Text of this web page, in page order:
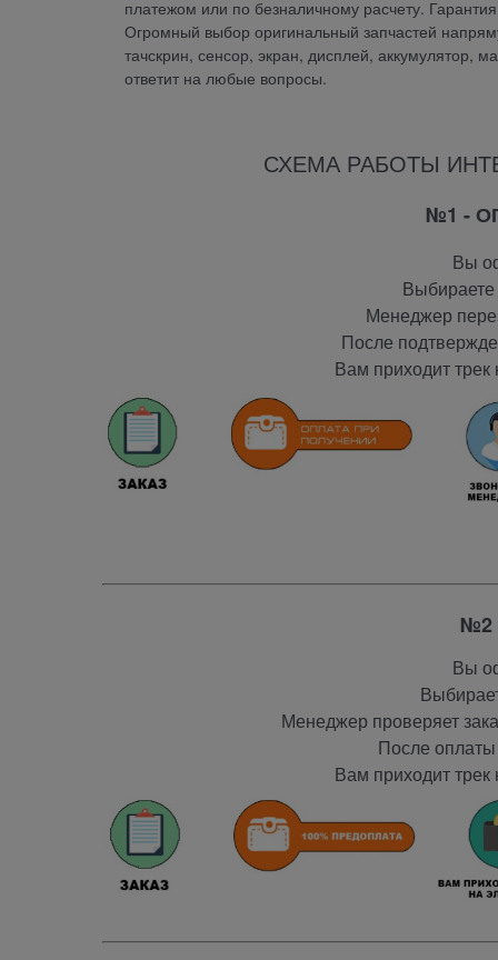
платежом или по безналичному расчету.
Огромный выбор оригинальный запчастей
тачскрин, сенсор, экран, дисплей, аккумулятор,
ответит на любые вопросы.
СХЕМА РАБОТЫ
№1 -
Вы
Менеджер
После
Вам приходит
№2
Вы
Менеджер проверяет
После
Вам приходит